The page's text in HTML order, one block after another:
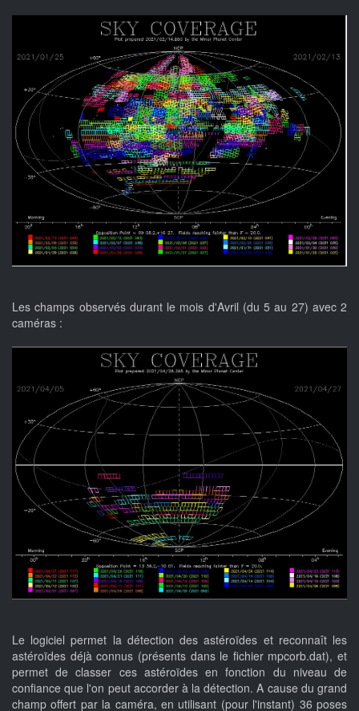
Les champs observés durant le mois d'Avril (du 5 au 27) avec 2
caméras :
Le logiciel permet la détection des astéroïdes et reconnaît les
astéroïdes déjà connus (présents dans le fichier mpcorb.dat), et
permet de classer ces astéroïdes en fonction du niveau de
confiance que l'on peut accorder à la détection. A cause du grand
champ offert par la caméra, en utilisant (pour l'instant) 36 poses